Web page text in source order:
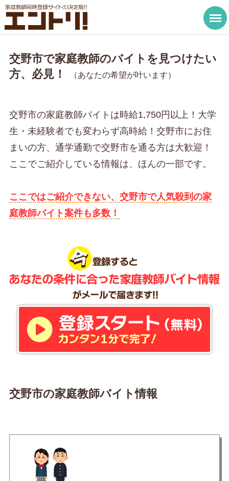
交野市で家庭教師のバイトを見つけたい
方、必見！
（あなたの希望が叶います）
交野市の家庭教師バイトは時給1,750円以上！大学
生・未経験者でも変わらず高時給！交野市にお住
まいの方、通学通勤で交野市を通る方は大歓迎！
ここでご紹介している情報は、ほんの一部です。
ここではご紹介できない、交野市で人気殺到の家
庭教師バイト案件も多数！
交野市の家庭教師バイト情報